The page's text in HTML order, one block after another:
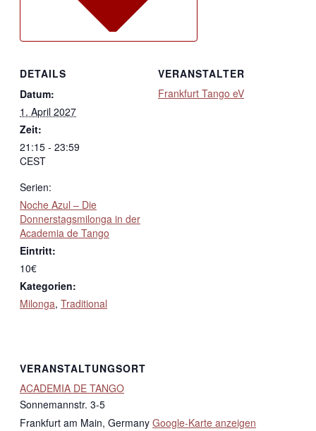
DETAILS
Datum:
1. April 2027
Zeit:
21:15 - 23:59
CEST
Serien:
Noche Azul – Die
Donnerstagsmilonga in der
Academia de Tango
Eintritt:
10€
Kategorien:
Milonga, Traditional
VERANSTALTER
Frankfurt Tango eV
VERANSTALTUNGSORT
ACADEMIA DE TANGO
Sonnemannstr. 3-5
Frankfurt am Main, Germany Google-Karte anzeigen